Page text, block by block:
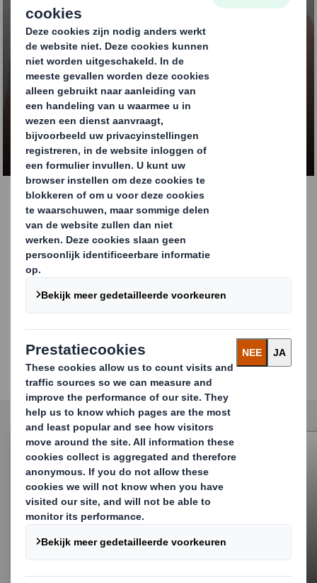
Altijd de juiste
verpakkingsoplossing
ONTDEK ONZE UNIEKE AANPAK
Waar kunnen we u mee
helpen?
Van papier tot verpakking en van verpakking
tot recycling